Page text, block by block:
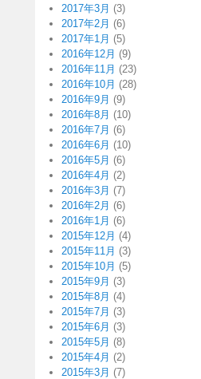
2017年3月 (3)
2017年2月 (6)
2017年1月 (5)
2016年12月 (9)
2016年11月 (23)
2016年10月 (28)
2016年9月 (9)
2016年8月 (10)
2016年7月 (6)
2016年6月 (10)
2016年5月 (6)
2016年4月 (2)
2016年3月 (7)
2016年2月 (6)
2016年1月 (6)
2015年12月 (4)
2015年11月 (3)
2015年10月 (5)
2015年9月 (3)
2015年8月 (4)
2015年7月 (3)
2015年6月 (3)
2015年5月 (8)
2015年4月 (2)
2015年3月 (7)